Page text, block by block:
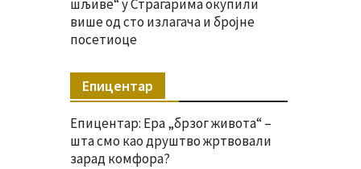
шљиве“ у Страгарима окупили
више од сто излагача и бројне
посетиоце
Епицентар
Епицентар: Ера „брзог живота“ –
шта смо као друштво жртвовали
зарад комфора?